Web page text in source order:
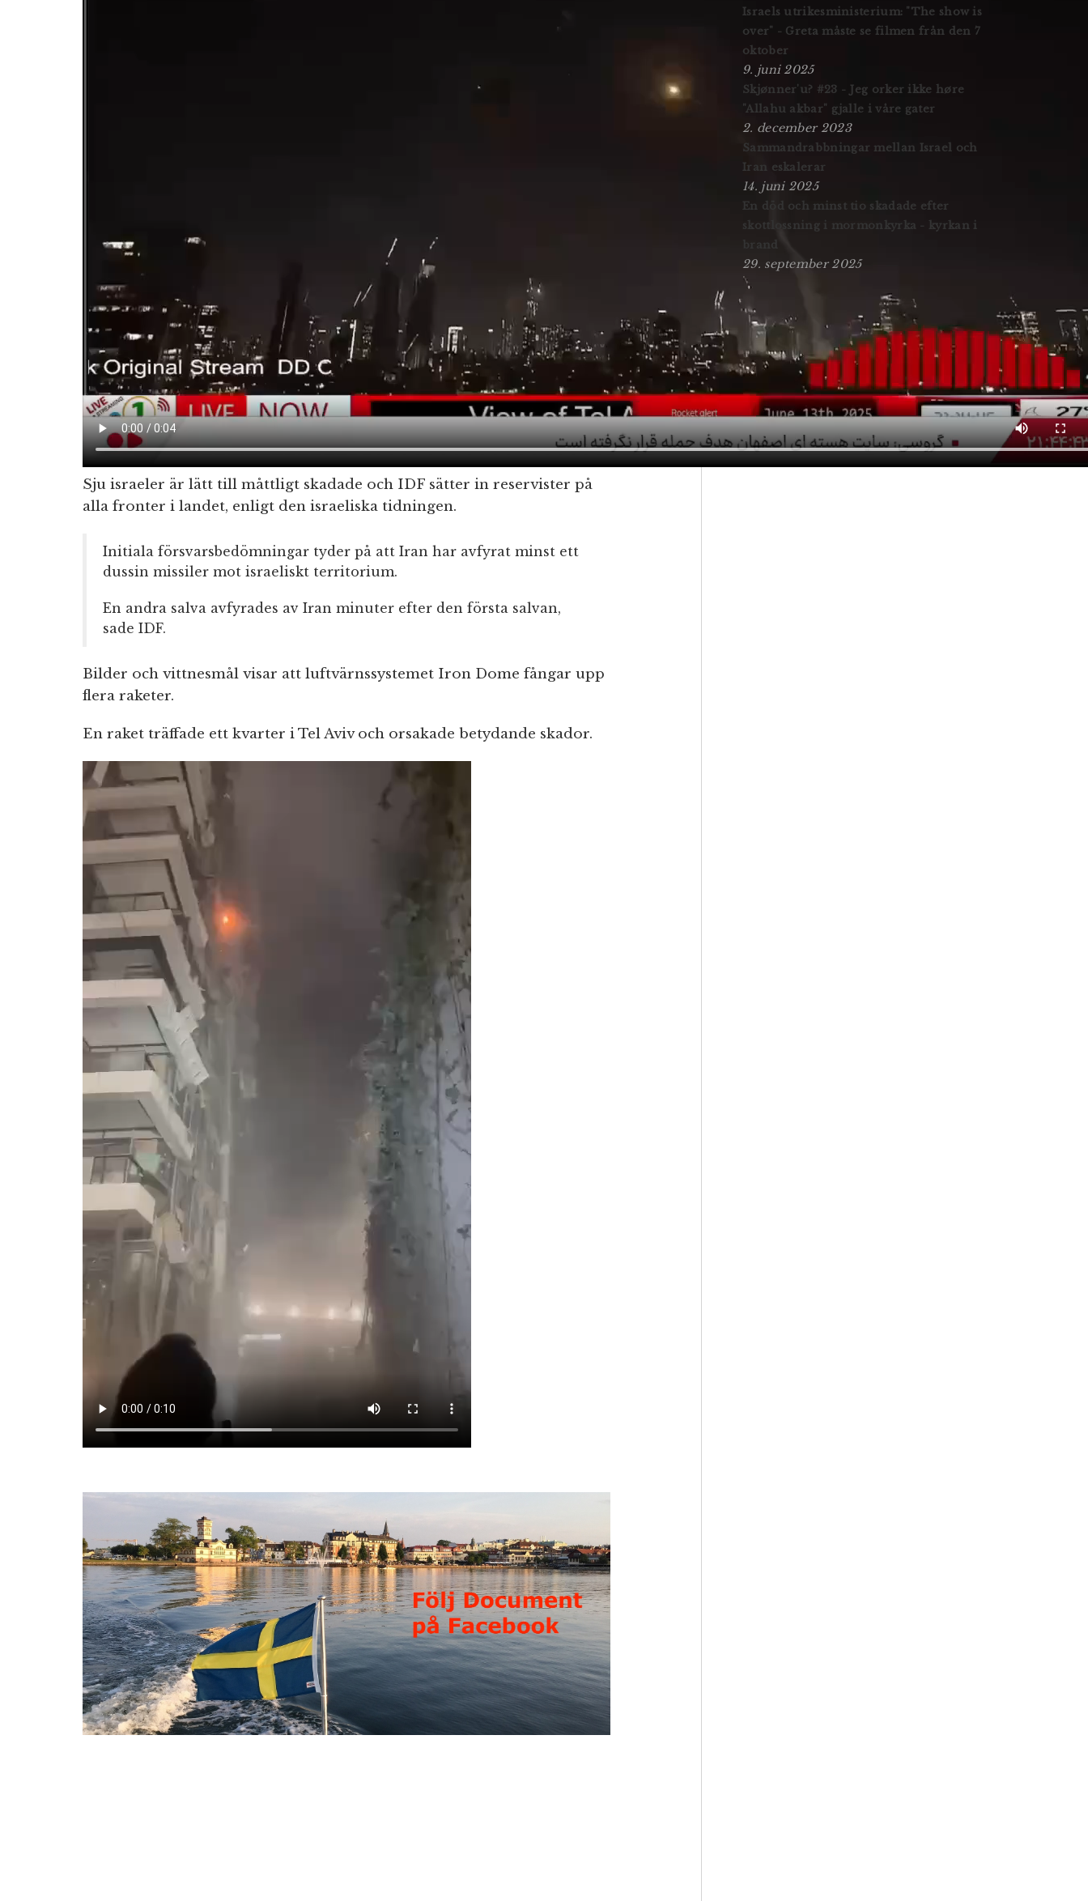
Sju israeler är lätt till måttligt skadade och IDF sätter in reservister på
alla fronter i landet, enligt den israeliska tidningen.
Initiala försvarsbedömningar tyder på att Iran har avfyrat minst ett
dussin missiler mot israeliskt territorium.
En andra salva avfyrades av Iran minuter efter den första salvan,
sade IDF.
Bilder och vittnesmål visar att luftvärnssystemet Iron Dome fångar upp
flera raketer.
En raket träffade ett kvarter i Tel Aviv och orsakade betydande skador.
Israels utrikesministerium: "The show is
over" - Greta måste se filmen från den 7
oktober
9. juni 2025
Skjønner'u? #23 - Jeg orker ikke høre
"Allahu akbar" gjalle i våre gater
2. december 2023
Sammandrabbningar mellan Israel och
Iran eskalerar
14. juni 2025
En död och minst tio skadade efter
skottlossning i mormonkyrka - kyrkan i
brand
29. september 2025